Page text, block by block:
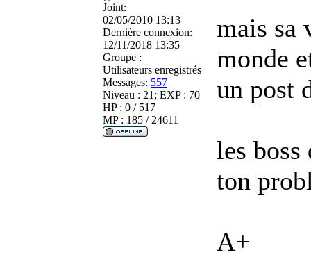
Joint:
02/05/2010 13:13
Dernière connexion:
12/11/2018 13:35
Groupe :
Utilisateurs enregistrés
Messages: 557
Niveau : 21; EXP : 70
HP : 0 / 517
MP : 185 / 24611
mais sa
monde
un post
les
ton
A+